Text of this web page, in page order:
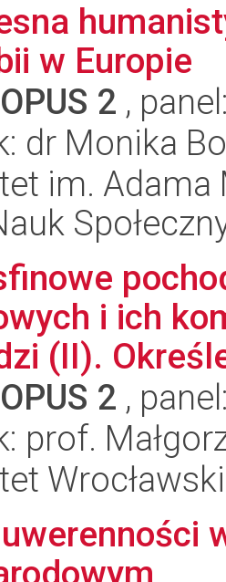
w Europie
OPUS 2 ,
dr Monika
im.
i ich
(II).
OPUS 2 ,
prof.